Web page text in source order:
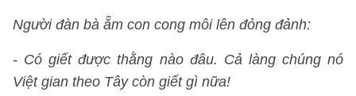
Người đàn bà ẵm con cong môi lên đỏng đảnh:
- Có giết được thằng nào đâu. Cả làng chúng nó
Việt gian theo Tây còn giết gì nữa!